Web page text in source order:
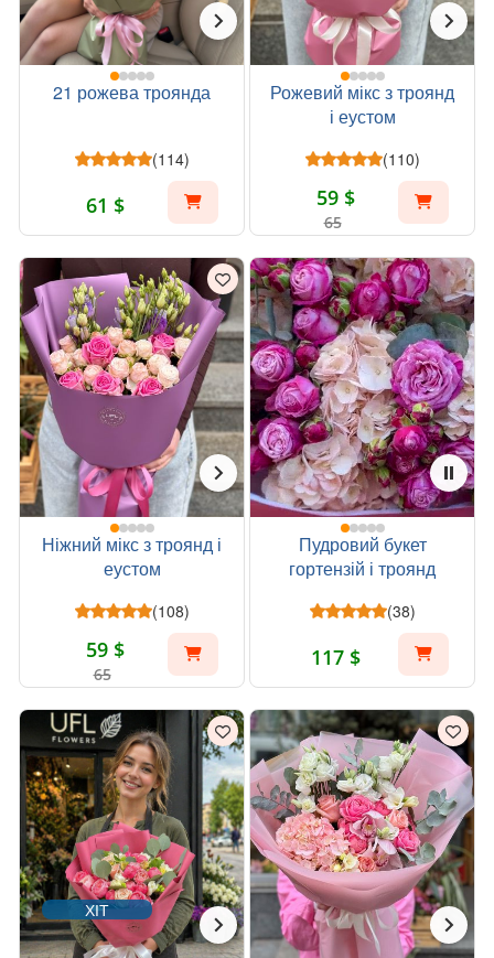
21 рожева троянда
(114)
61 $
Рожевий мікс з троянд
і еустом
(110)
59 $
65
Ніжний мікс з троянд і
еустом
(108)
59 $
65
Пудровий букет
гортензій і троянд
(38)
117 $
ХІТ